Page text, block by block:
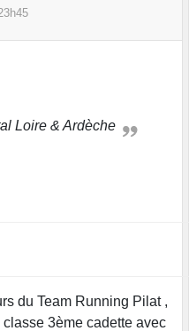
Loire & Ardèche
du Team Running Pilat ,
3ème cadette avec